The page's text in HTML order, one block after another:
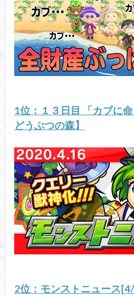
1位：１３日目 「カブに
どうぶつの森】
2位：モンストニュース